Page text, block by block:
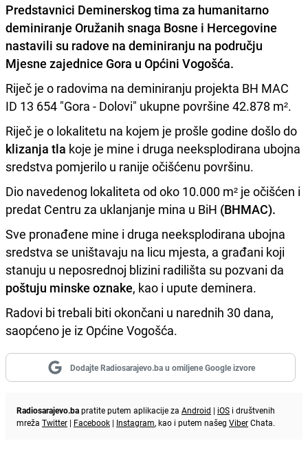
Predstavnici Deminerskog tima za humanitarno
deminiranje Oružanih snaga Bosne i Hercegovine
nastavili su radove na deminiranju na području
Mjesne zajednice Gora u Općini Vogošća.
Riječ je o radovima na deminiranju projekta BH MAC
ID 13 654 "Gora - Dolovi" ukupne površine 42.878 m².
Riječ je o lokalitetu na kojem je prošle godine došlo do
klizanja tla koje je mine i druga neeksplodirana ubojna
sredstva pomjerilo u ranije očišćenu površinu.
Dio navedenog lokaliteta od oko 10.000 m² je očišćen i
predat Centru za uklanjanje mina u BiH (BHMAC).
Sve pronađene mine i druga neeksplodirana ubojna
sredstva se uništavaju na licu mjesta, a građani koji
stanuju u neposrednoj blizini radilišta su pozvani da
poštuju minske oznake, kao i upute deminera.
Radovi bi trebali biti okončani u narednih 30 dana,
saopćeno je iz Općine Vogošća.
Dodajte Radiosarajevo.ba u omiljene Google izvore
Radiosarajevo.bapratite putem aplikacije za Android | iOS i društvenih
mreža Twitter | Facebook | Instagram, kao i putem našeg ViberChata.